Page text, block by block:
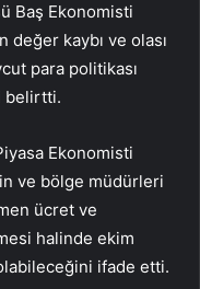
Baş Ekonomisti
değer kaybı ve olası
para politikası
belirtti.
Ekonomisti
ve bölge müdürleri
ücret ve
halinde ekim
ifade etti.